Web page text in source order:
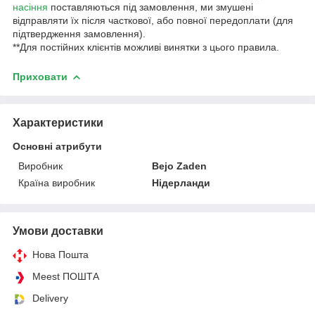
насіння поставляються під замовлення, ми змушені
відправляти їх після часткової, або повної передоплати (для
підтвердження замовлення).
**Для постійних клієнтів можливі винятки з цього правила.
Приховати
Характеристики
Основні атрибути
Виробник
Bejo Zaden
Країна виробник
Нідерланди
Умови доставки
Нова Пошта
Meest ПОШТА
Delivery